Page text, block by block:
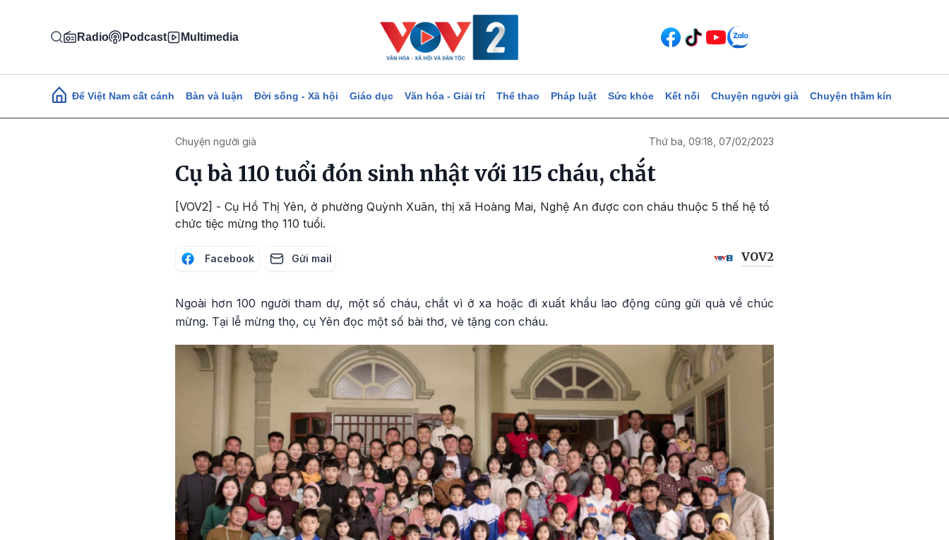
Radio Podcast Multimedia
Main navigation
Để Việt Nam cất cánh Bàn và luận Đời sống - Xã hội Giáo dục Văn hóa - Giải trí Thể thao Pháp luật Sức khỏe Kết nối Chuyện người già Chuyện thầm kín
Chuyện người già Thứ ba, 09:18, 07/02/2023
Cụ bà 110 tuổi đón sinh nhật với 115 cháu, chắt
[VOV2] - Cụ Hồ Thị Yên, ở phường Quỳnh Xuân, thị xã Hoàng Mai, Nghệ An được con cháu thuộc 5 thế hệ tổ
chức tiệc mừng thọ 110 tuổi.
Facebook Gửi mail VOV2
Ngoài hơn 100 người tham dự, một số cháu, chắt vì ở xa hoặc đi xuất khẩu lao động cũng gửi quà về chúc
mừng. Tại lễ mừng thọ, cụ Yên đọc một số bài thơ, vè tặng con cháu.